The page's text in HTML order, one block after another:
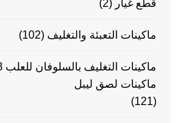
قطع غيار (2)
ماكينات التعبئة والتغليف (102)
ماكينات لصق ليبل
(121)